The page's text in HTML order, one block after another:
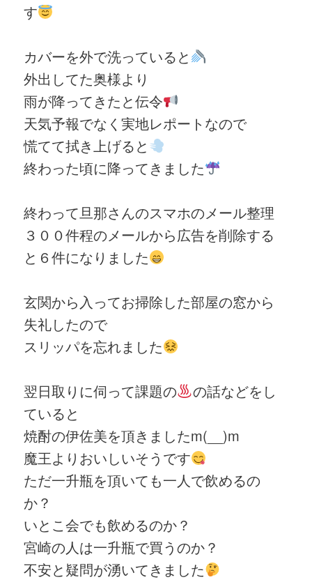
す
カバーを外で洗っていると
外出してた奥様より
雨が降ってきたと伝令
天気予報でなく実地レポートなので
慌てて拭き上げると
終わった頃に降ってきました
終わって旦那さんのスマホのメール整理
３００件程のメールから広告を削除する
と６件になりました
玄関から入ってお掃除した部屋の窓から
失礼したので
スリッパを忘れました
翌日取りに伺って課題の
の話などをし
ていると
焼酎の伊佐美を頂きましたm(__)m
魔王よりおいしいそうです
ただ一升瓶を頂いても一人で飲めるの
か？
いとこ会でも飲めるのか？
宮崎の人は一升瓶で買うのか？
不安と疑問が湧いてきました